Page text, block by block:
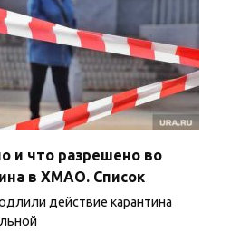
и что разрешено во
в ХМАО. Список
действие карантина